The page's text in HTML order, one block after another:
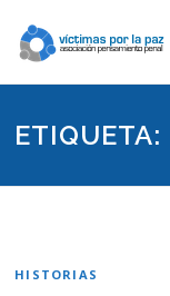
contenido
ETIQUETA:
HISTORIAS